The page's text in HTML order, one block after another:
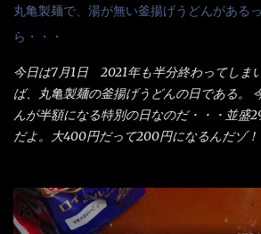
丸亀製麺で、湯が無い釜揚げうどんがある
ら・・・
今日は7月1日 2021年も半分終わってしま
ば、丸亀製麺の釜揚げうどんの日である。
んが半額になる特別の日なのだ・・・並盛
だよ。大400円だって200円になるんだゾ！
でる～ でもコレって食べきるまで湯に浸
初と最後では麺の固さというかコシが違う